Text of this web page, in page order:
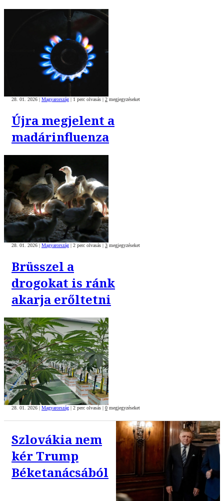
28. 01. 2026 Magyarország 1 perc olvasás 2 megjegyzéseket
Újra megjelent a
madárinfluenza
28. 01. 2026 | Magyarország | 2 perc olvasás | 3 megjegyzéseket
Brüsszel a
drogokat is ránk
akarja erőltetni
28. 01. 2026 | Magyarország | 2 perc olvasás | 0 megjegyzéseket
Szlovákia nem
kér Trump
Béketanácsából